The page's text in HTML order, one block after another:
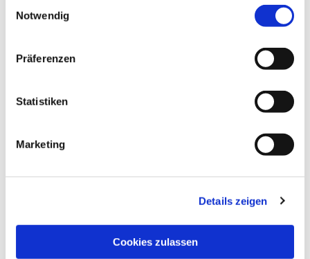
Notwendig
Präferenzen
Statistiken
Marketing
Details zeigen
Cookies zulassen